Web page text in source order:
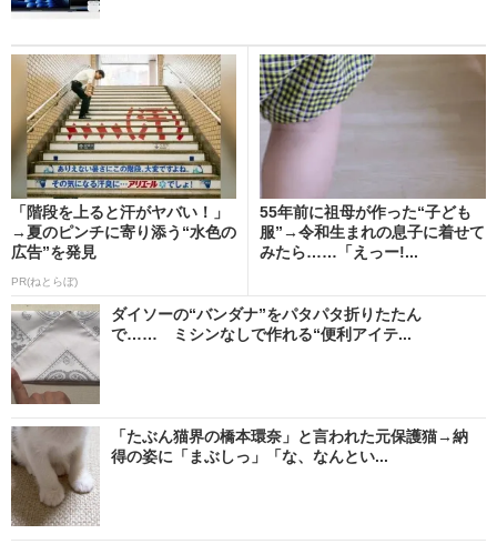
「階段を上ると汗がヤバい！」
→夏のピンチに寄り添う“水色の
広告”を発見
PR(ねとらぼ)
55年前に祖母が作った“子ども
服”→令和生まれの息子に着せて
みたら……「えっー!...
ダイソーの“バンダナ”をパタパタ折りたたん
で…… ミシンなしで作れる“便利アイテ...
「たぶん猫界の橋本環奈」と言われた元保護猫→納
得の姿に「まぶしっ」「な、なんとい...